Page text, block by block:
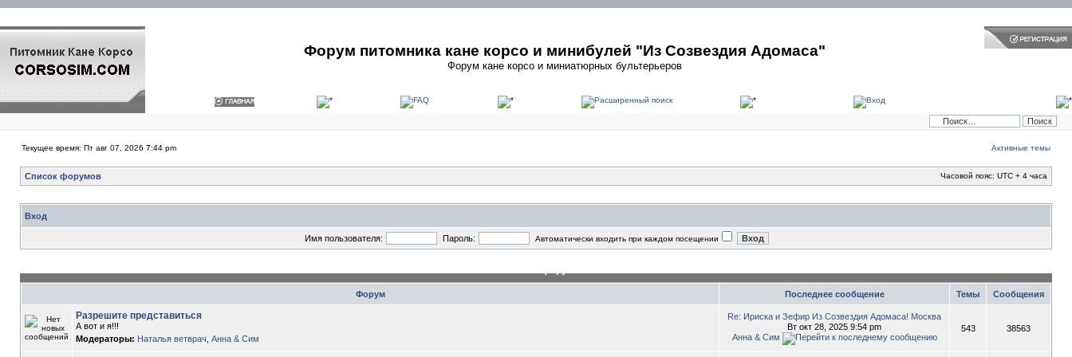
Форум питомника кане корсо и минибулей "Из Созвездия Адомаса"
Форум кане корсо и миниатюрных бультерьеров
Текущее время: Пт авг 07, 2026 7:44 pm Активные темы
Список форумов Часовой пояс: UTC + 4 часа
Вход
Имя пользователя: Пароль: Автоматически входить при каждом посещении
Форум Последнее сообщение Темы Сообщения
Разрешите представиться
А вот и я!!!
Модераторы: Наталья ветврач Анна & Сим
Re: Ириска и Зефир Из Созвездия Адомаса! Москва
Вт окт 28, 2025 9:54 pm
Анна & Сим
543 38563